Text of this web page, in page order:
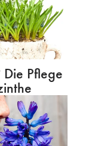
Pflege